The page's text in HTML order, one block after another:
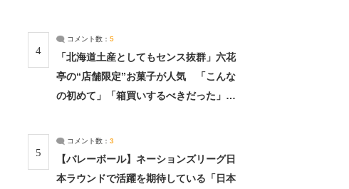
4
コメント数： 5
「北海道土産としてもセンス抜群」六花
亭の“店舗限定”お菓子が人気 「こんな
の初めて」「箱買いするべきだった」
5
コメント数： 3
【バレーボール】ネーションズリーグ日
本ラウンドで活躍を期待している「日本